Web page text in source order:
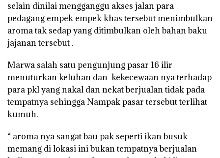
selain dinilai mengganggu akses jalan para
pedagang empek empek khas tersebut menimbulkan
aroma tak sedap yang ditimbulkan oleh bahan baku
jajanan tersebut .
Marwa salah satu pengunjung pasar 16 ilir
menuturkan keluhan dan kekecewaan nya terhadap
para pkl yang nakal dan nekat berjualan tidak pada
tempatnya sehingga Nampak pasar tersebut terlihat
kumuh.
“ aroma nya sangat bau pak seperti ikan busuk
memang di lokasi ini bukan tempatnya berjualan